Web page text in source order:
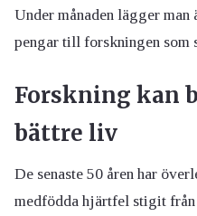
Under månaden lägger
pengar till forskningen som
Forskning kan
bättre liv
De senaste 50 åren har
medfödda hjärtfel stigit